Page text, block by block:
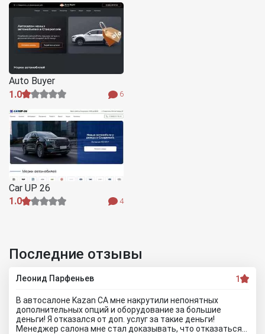
Auto Buyer
1.0
6
Car UP 26
1.0
4
Последние отзывы
Леонид Парфеньев 1
В автосалоне Kazan CA мне накрутили непонятных
дополнительных опций и оборудование за большие
деньги! Я отказался от доп. услуг за такие деньги!
Менеджер салона мне стал доказывать, что отказаться